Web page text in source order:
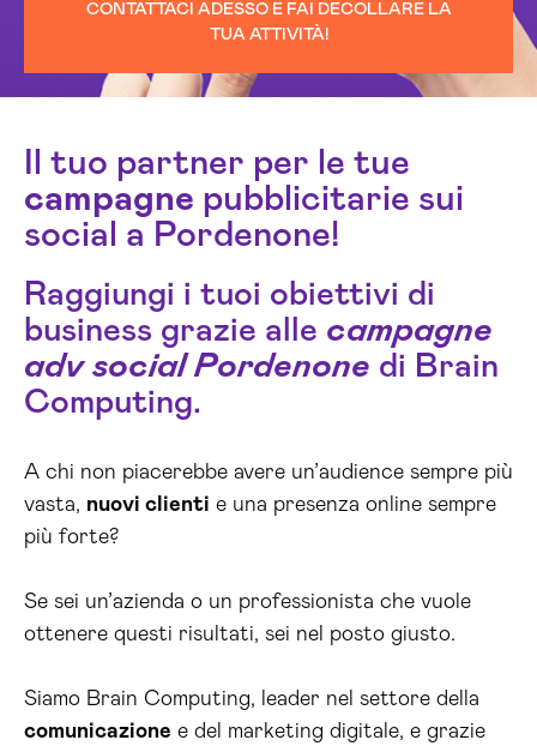
CONTATTACI ADESSO E FAI DECOLLARE LA
TUA ATTIVITÀ!
Il tuo partner per le tue
campagne pubblicitarie sui
social a Pordenone!
Raggiungi i tuoi obiettivi di
business grazie alle campagne
adv social Pordenone di Brain
Computing.
A chi non piacerebbe avere un’audience sempre più
vasta, nuovi clienti e una presenza online sempre
più forte?
Se sei un’azienda o un professionista che vuole
ottenere questi risultati, sei nel posto giusto.
Siamo Brain Computing, leader nel settore della
comunicazione e del marketing digitale, e grazie